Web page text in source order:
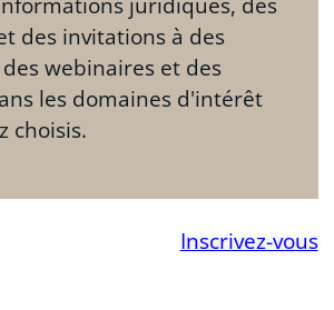
des invitations à des
webinaires et des
les domaines d'intérêt
choisis.
Inscrivez-vous